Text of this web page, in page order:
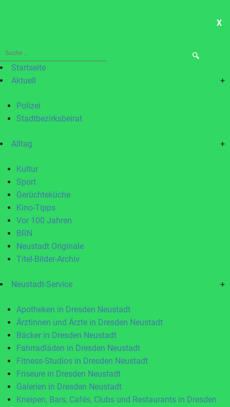
X
Suche
nach:Startseite
Aktuell
+
Polizei
Stadtbezirksbeirat
Alltag +
Kultur
Sport
Gerüchteküche
Kino-Tipps
Vor 100 Jahren
BRN
Neustadt Originale
Titel-Bilder-Archiv
Neustadt-Service +
Apotheken in Dresden Neustadt
Ärztinnen und Ärzte in Dresden Neustadt
Bäcker in Dresden Neustadt
Fahrradläden in Dresden Neustadt
Fitness-Studios in Dresden Neustadt
Friseure in Dresden Neustadt
Galerien in Dresden Neustadt
Kneipen, Bars, Cafés, Clubs und Restaurants in Dresden